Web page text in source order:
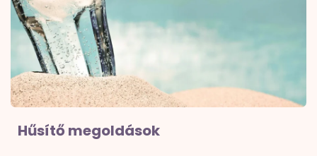
Hűsítő megoldások